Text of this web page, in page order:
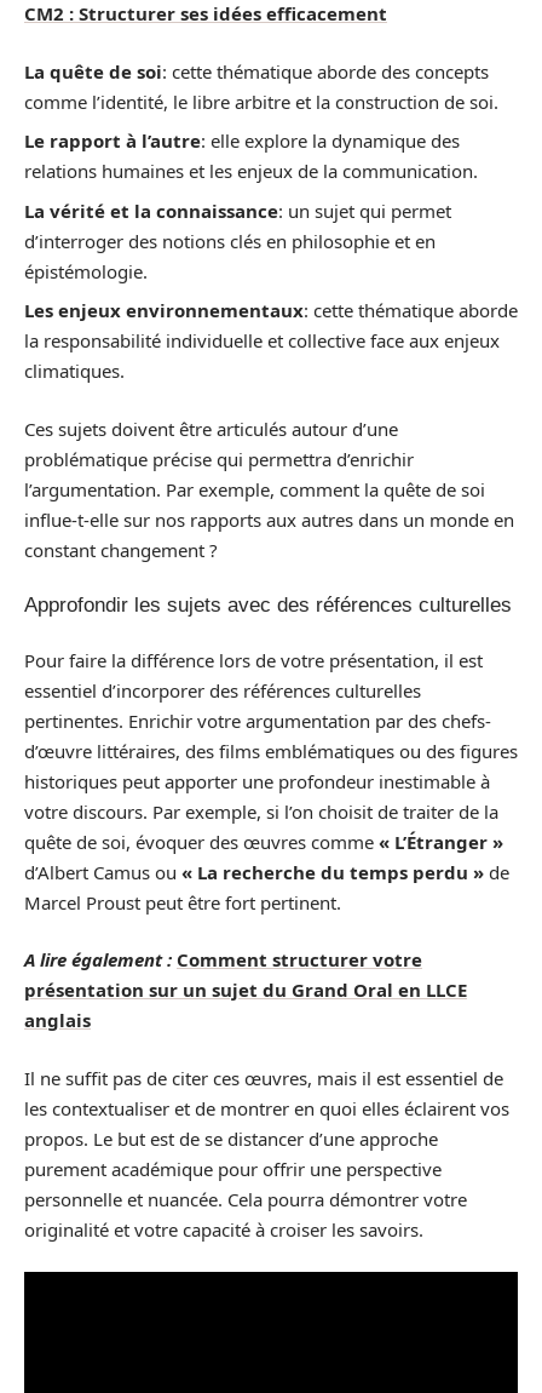
CM2 : Structurer ses idées efficacement
La quête de soi: cette thématique aborde des concepts
comme l’identité, le libre arbitre et la construction de soi.
Le rapport à l’autre: elle explore la dynamique des
relations humaines et les enjeux de la communication.
La vérité et la connaissance: un sujet qui permet
d’interroger des notions clés en philosophie et en
épistémologie.
Les enjeux environnementaux: cette thématique aborde
la responsabilité individuelle et collective face aux enjeux
climatiques.
Ces sujets doivent être articulés autour d’une
problématique précise qui permettra d’enrichir
l’argumentation. Par exemple, comment la quête de soi
influe-t-elle sur nos rapports aux autres dans un monde en
constant changement ?
Approfondir les sujets avec des références culturelles
Pour faire la différence lors de votre présentation, il est
essentiel d’incorporer des références culturelles
pertinentes. Enrichir votre argumentation par des chefs-
d’œuvre littéraires, des films emblématiques ou des figures
historiques peut apporter une profondeur inestimable à
votre discours. Par exemple, si l’on choisit de traiter de la
quête de soi, évoquer des œuvres comme « L’Étranger »
d’Albert Camus ou « La recherche du temps perdu » de
Marcel Proust peut être fort pertinent.
A lire également : Comment structurer votre
présentation sur un sujet du Grand Oral en LLCE
anglais
Il ne suffit pas de citer ces œuvres, mais il est essentiel de
les contextualiser et de montrer en quoi elles éclairent vos
propos. Le but est de se distancer d’une approche
purement académique pour offrir une perspective
personnelle et nuancée. Cela pourra démontrer votre
originalité et votre capacité à croiser les savoirs.